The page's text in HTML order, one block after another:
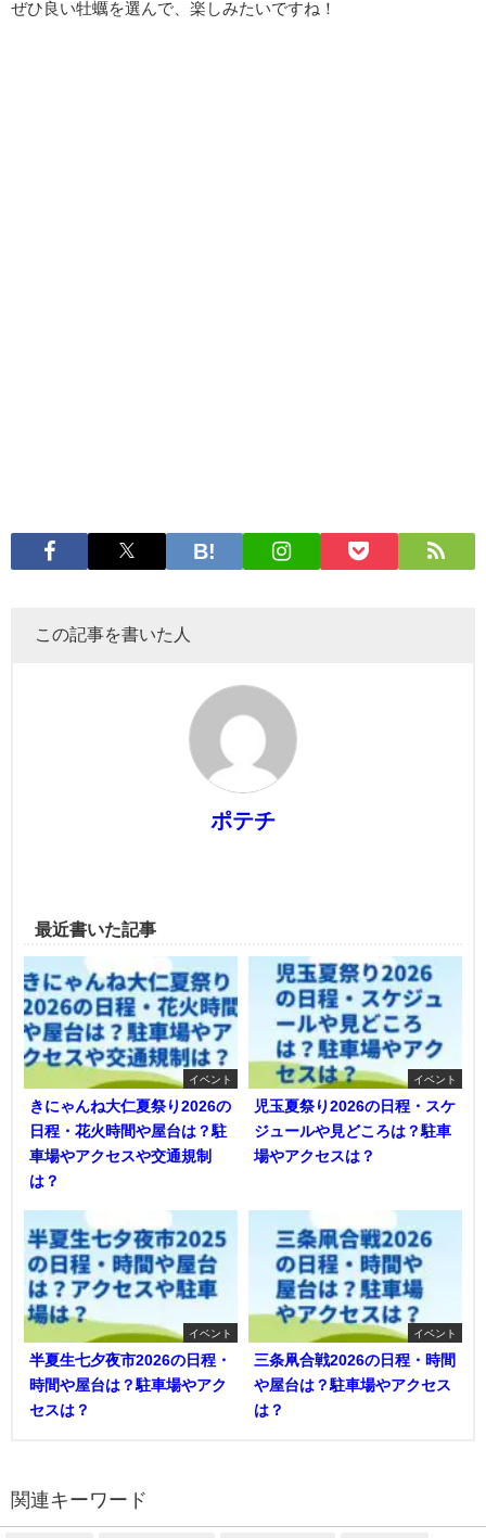
ぜひ良い牡蠣を選んで、楽しみたいですね！
この記事を書いた人
ポテチ
最近書いた記事
イベント
きにゃんね大仁夏祭り2026の
日程・花火時間や屋台は？駐
車場やアクセスや交通規制
は？
イベント
児玉夏祭り2026の日程・スケ
ジュールや見どころは？駐車
場やアクセスは？
イベント
半夏生七夕夜市2026の日程・
時間や屋台は？駐車場やアク
セスは？
イベント
三条凧合戦2026の日程・時間
や屋台は？駐車場やアクセス
は？
関連キーワード